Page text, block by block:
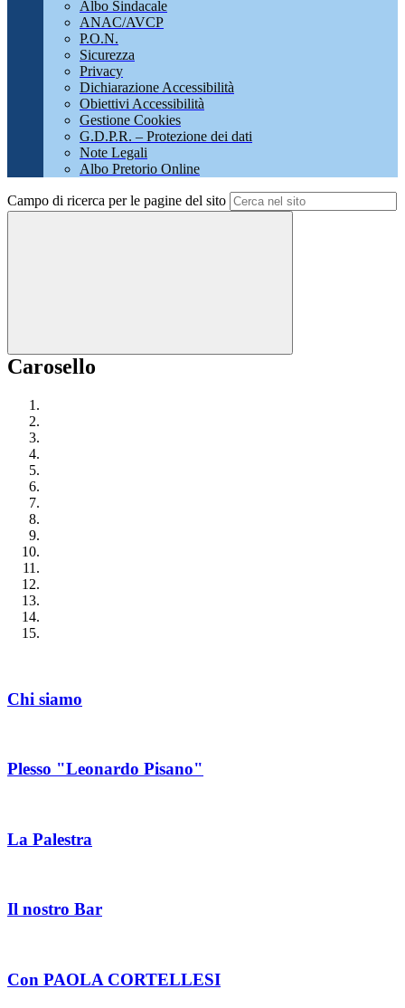
Albo Sindacale
ANAC/AVCP
P.O.N.
Sicurezza
Privacy
Dichiarazione Accessibilità
Obiettivi Accessibilità
Gestione Cookies
G.D.P.R. – Protezione dei dati
Note Legali
Albo Pretorio Online
Campo di ricerca per le pagine del sito
Carosello
Chi siamo
Plesso "Leonardo Pisano"
La Palestra
Il nostro Bar
Con PAOLA CORTELLESI